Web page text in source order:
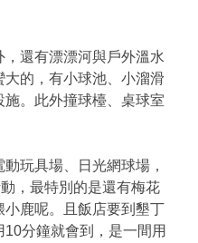
還有漂漂河與戶外溫水
的，有小球池、小溜滑
。此外撞球檯、桌球室
玩具場、日光網球場，
，最特別的是還有梅花
鹿呢。且飯店要到墾丁
分鐘就會到，是一間用